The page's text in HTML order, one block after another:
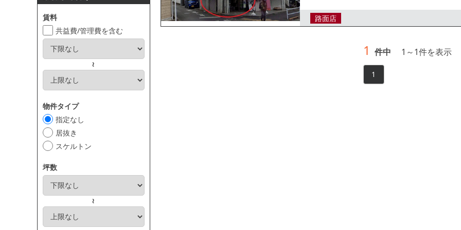
賃料
共益費/管理費を含む
～
物件タイプ
指定なし
居抜き
スケルトン
坪数
～
路面店
1 件中 1 ～1件を表示
1